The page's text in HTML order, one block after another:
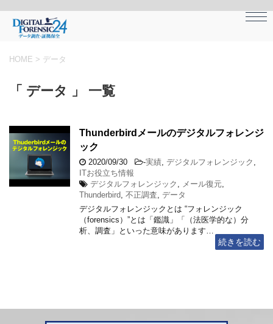
HOME > データ
「 データ 」 一覧
Thunderbirdメールのデジタルフォレンジ
ック
2020/09/30 -実績 デジタルフォレンジック
ITお役立ち情報
デジタルフォレンジック
メール復元
Thunderbird 不正調査 データ
デジタルフォレンジックとは “フォレンジック
（forensics）”とは「鑑識」「（法医学的な）分
析、調査」といった意味があります…
続きを読む